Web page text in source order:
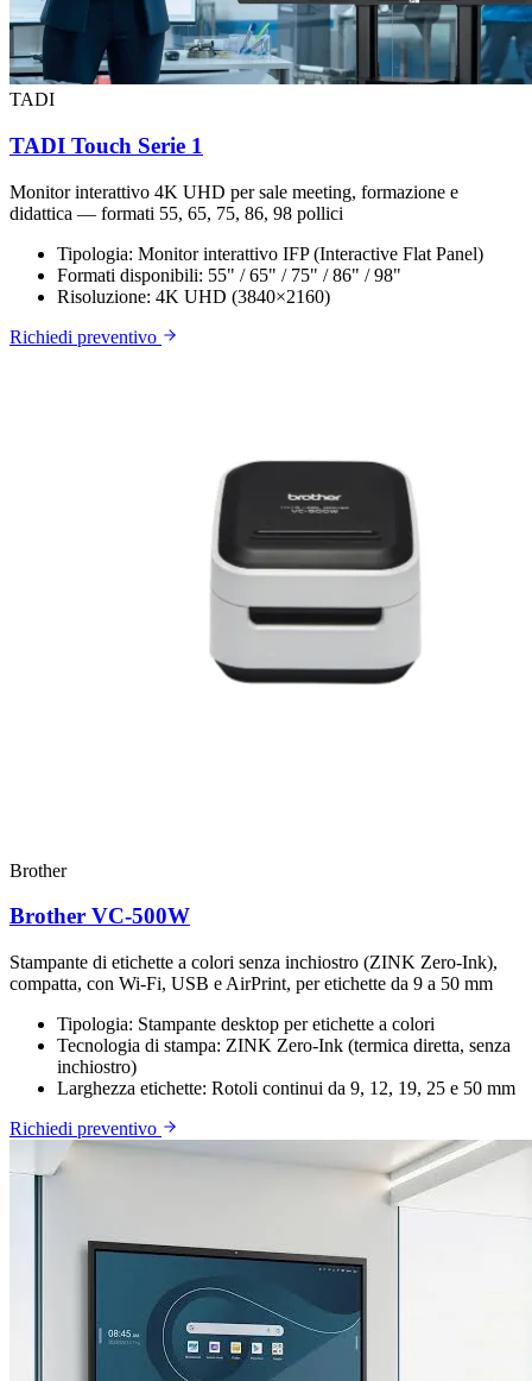
TADI
TADI Touch Serie 1
Monitor interattivo 4K UHD per sale meeting, formazione e
didattica — formati 55, 65, 75, 86, 98 pollici
Tipologia: Monitor interattivo IFP (Interactive Flat Panel)
Formati disponibili: 55" / 65" / 75" / 86" / 98"
Risoluzione: 4K UHD (3840×2160)
Richiedi preventivo
Brother
Brother VC-500W
Stampante di etichette a colori senza inchiostro (ZINK Zero-Ink),
compatta, con Wi-Fi, USB e AirPrint, per etichette da 9 a 50 mm
Tipologia: Stampante desktop per etichette a colori
Tecnologia di stampa: ZINK Zero-Ink (termica diretta, senza
inchiostro)
Larghezza etichette: Rotoli continui da 9, 12, 19, 25 e 50 mm
Richiedi preventivo